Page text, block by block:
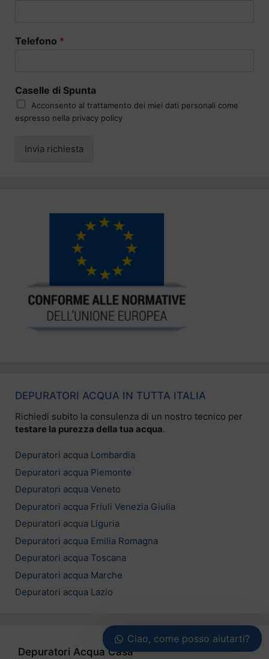
Telefono *
Caselle di Spunta
Acconsento al trattamento dei miei dati personali come
espresso nella privacy policy
Invia richiesta
DEPURATORI ACQUA IN TUTTA ITALIA
Richiedi subito la consulenza di un nostro tecnico per
testare la purezza della tua acqua.
Depuratori acqua Lombardia
Depuratori acqua Piemonte
Depuratori acqua Veneto
Depuratori acqua Friuli Venezia Giulia
Depuratori acqua Liguria
Depuratori acqua Emilia Romagna
Depuratori acqua Toscana
Depuratori acqua Marche
Depuratori acqua Lazio
Depuratori Acqua Casa
Ciao, come posso aiutarti?